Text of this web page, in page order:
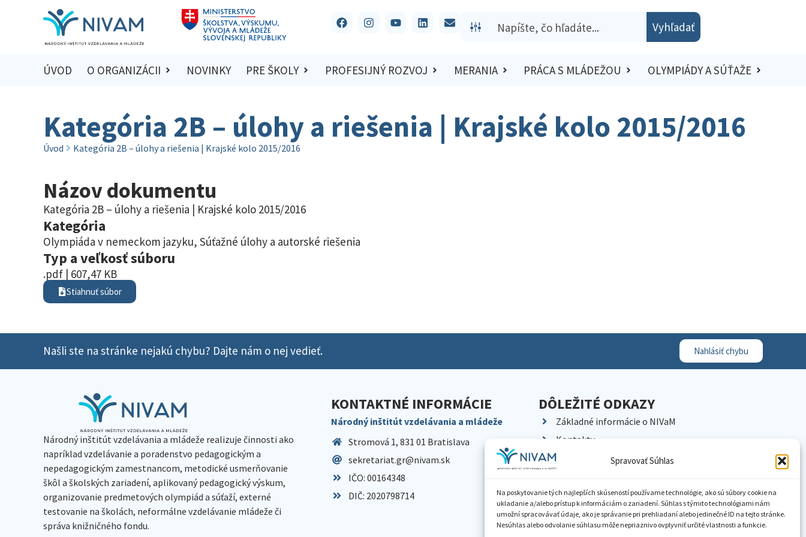
Spravovať Súhlas
Na poskytovanie tých najlepších skúseností používame technológie, ako sú súbory cookie na
ukladanie a/alebo prístup k informáciám o zariadení. Súhlas s týmito technológiami nám
umožní spracovávať údaje, ako je správanie pri prehliadaní alebo jedinečné ID na tejto stránke.
Nesúhlas alebo odvolanie súhlasu môže nepriaznivo ovplyvniť určité vlastnosti a funkcie.
Vyhľadať
ÚVOD O ORGANIZÁCII NOVINKY PRE ŠKOLY PROFESIJNÝ ROZVOJ MERANIA PRÁCA S MLÁDEŽOU OLYMPIÁDY A SÚŤAŽE
Kategória 2B – úlohy a riešenia | Krajské kolo 2015/2016
Úvod Kategória 2B – úlohy a riešenia | Krajské kolo 2015/2016
Názov dokumentu
Kategória 2B – úlohy a riešenia | Krajské kolo 2015/2016
Kategória
Olympiáda v nemeckom jazyku, Súťažné úlohy a autorské riešenia
Typ a veľkosť súboru
.pdf | 607,47 KB
Stiahnuť súbor
Našli ste na stránke nejakú chybu? Dajte nám o nej vedieť. Nahlásiť chybu
Národný inštitút vzdelávania a mládeže realizuje činnosti ako
napríklad vzdelávanie a poradenstvo pedagogickým a
nepedagogickým zamestnancom, metodické usmerňovanie
škôl a školských zariadení, aplikovaný pedagogický výskum,
organizovanie predmetových olympiád a súťaží, externé
testovanie na školách, neformálne vzdelávanie mládeže či
správa knižničného fondu.
KONTAKTNÉ INFORMÁCIE
Národný inštitút vzdelávania a mládeže
Stromová 1, 831 01 Bratislava
sekretariat.gr@nivam.sk
IČO: 00164348
DIČ: 2020798714
DÔLEŽITÉ ODKAZY
Základné informácie o NIVaM
Kontakty
Kariéra
Pracoviská NIVaM
Dokumenty inštitúcie
Knižnica